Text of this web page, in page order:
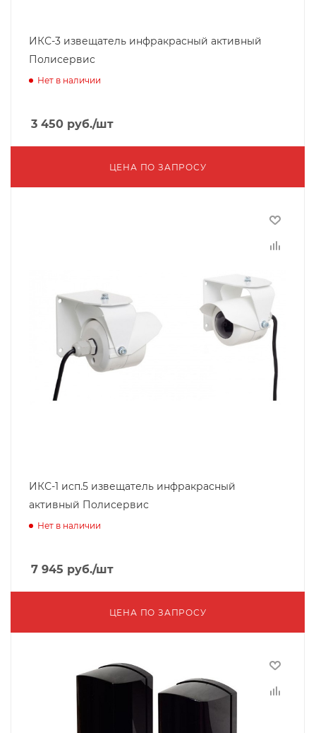
ИКС-3 извещатель инфракрасный активный
Полисервис
Нет в наличии
3 450 руб./шт
ЦЕНА ПО ЗАПРОСУ
ИКС-1 исп.5 извещатель инфракрасный
активный Полисервис
Нет в наличии
7 945 руб./шт
ЦЕНА ПО ЗАПРОСУ